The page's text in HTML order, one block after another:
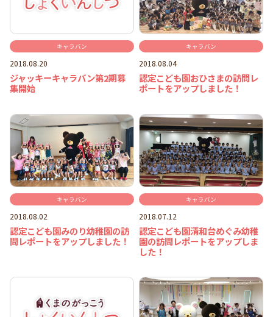
キャラバン
2018.08.20
ジャッキーキャラバン第2期募
集開始
キャラバン
2018.08.04
認定こども園おひさまの訪問レ
ポートをアップしました！
キャラバン
2018.08.02
認定こども園みのり幼稚園の訪
問レポートをアップしました！
キャラバン
2018.07.12
認定こども園清和台めぐみ幼稚
園の訪問レポートをアップしま
した！